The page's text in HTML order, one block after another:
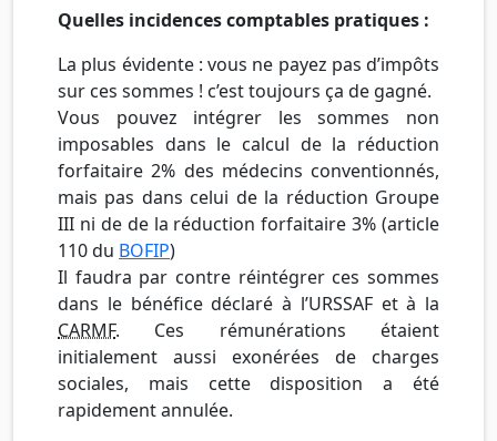
Quelles incidences comptables pratiques :
La plus évidente : vous ne payez pas d’impôts
sur ces sommes ! c’est toujours ça de gagné.
Vous pouvez intégrer les sommes non
imposables dans le calcul de la réduction
forfaitaire 2% des médecins conventionnés,
mais pas dans celui de la réduction Groupe
III ni de de la réduction forfaitaire 3% (article
110 du BOFIP)
Il faudra par contre réintégrer ces sommes
dans le bénéfice déclaré à l’URSSAF et à la
CARMF. Ces rémunérations étaient
initialement aussi exonérées de charges
sociales, mais cette disposition a été
rapidement annulée.